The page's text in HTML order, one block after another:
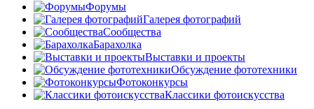
Форумы
Галерея фотографий
Сообщества
Барахолка
Выставки и проекты
Обсуждение фототехники
Фотоконкурсы
Классики фотоискусства